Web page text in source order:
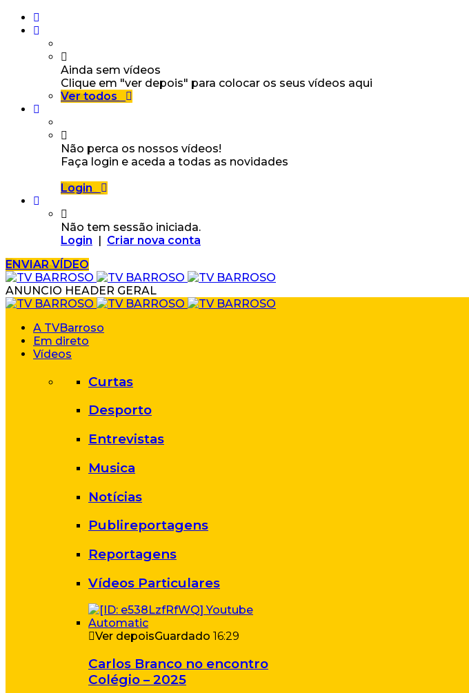
Ainda sem vídeos
Clique em "ver depois" para colocar os seus vídeos aqui
Ver todos
Não perca os nossos vídeos!
Faça login e aceda a todas as novidades
Login
Não tem sessão iniciada.
Login | Criar nova conta
ENVIAR VÍDEO
ANUNCIO HEADER GERAL
A TVBarroso
Em direto
Vídeos
Curtas
Desporto
Entrevistas
Musica
Notícias
Publireportagens
Reportagens
Vídeos Particulares
Ver depoisGuardado 16:29
Carlos Branco no encontro
Colégio – 2025